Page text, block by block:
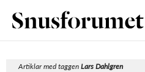
Artiklar med taggenLars Dahlgren